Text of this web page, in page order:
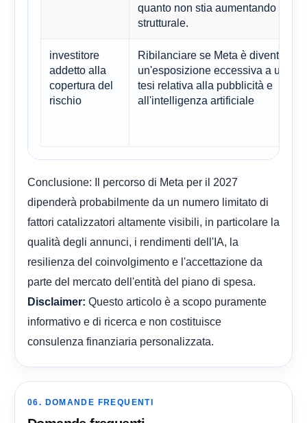
quanto non stia aumentando la
strutturale.
investitore
addetto alla
copertura del
rischio
Ribilanciare se Meta è diventato
un'esposizione eccessiva a una
tesi relativa alla pubblicità e
all'intelligenza artificiale
Conclusione: Il percorso di Meta per il 2027
dipenderà probabilmente da un numero limitato di
fattori catalizzatori altamente visibili, in particolare la
qualità degli annunci, i rendimenti dell'IA, la
resilienza del coinvolgimento e l'accettazione da
parte del mercato dell'entità del piano di spesa.
Disclaimer: Questo articolo è a scopo puramente
informativo e di ricerca e non costituisce
consulenza finanziaria personalizzata.
06. DOMANDE FREQUENTI